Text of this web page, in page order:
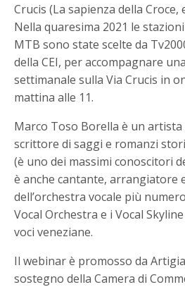
Crucis (La sapienza della Croce,
Nella quaresima 2021 le
MTB sono state scelte da
della CEI, per accompagnare
settimanale sulla Via Crucis in
mattina alle 11.
Marco Toso Borella è un
scrittore di saggi e romanzi
(è uno dei massimi conoscitori
è anche cantante, arrangiatore
dell’orchestra vocale più
Vocal Orchestra e i Vocal
voci veneziane.
Il webinar è promosso da
sostegno della Camera di